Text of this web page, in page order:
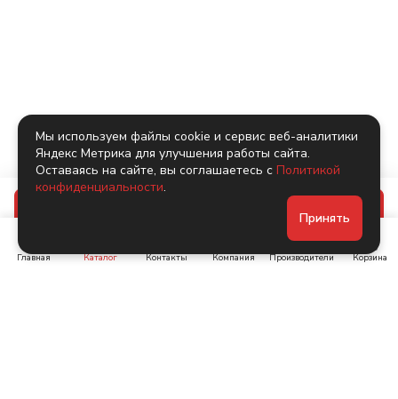
Главная Каталог Контакты Компания Производители Корзина
Мы используем файлы cookie и сервис веб-аналитики
Яндекс Метрика для улучшения работы сайта.
Оставаясь на сайте, вы соглашаетесь с Политикой
конфиденциальности.
Принять